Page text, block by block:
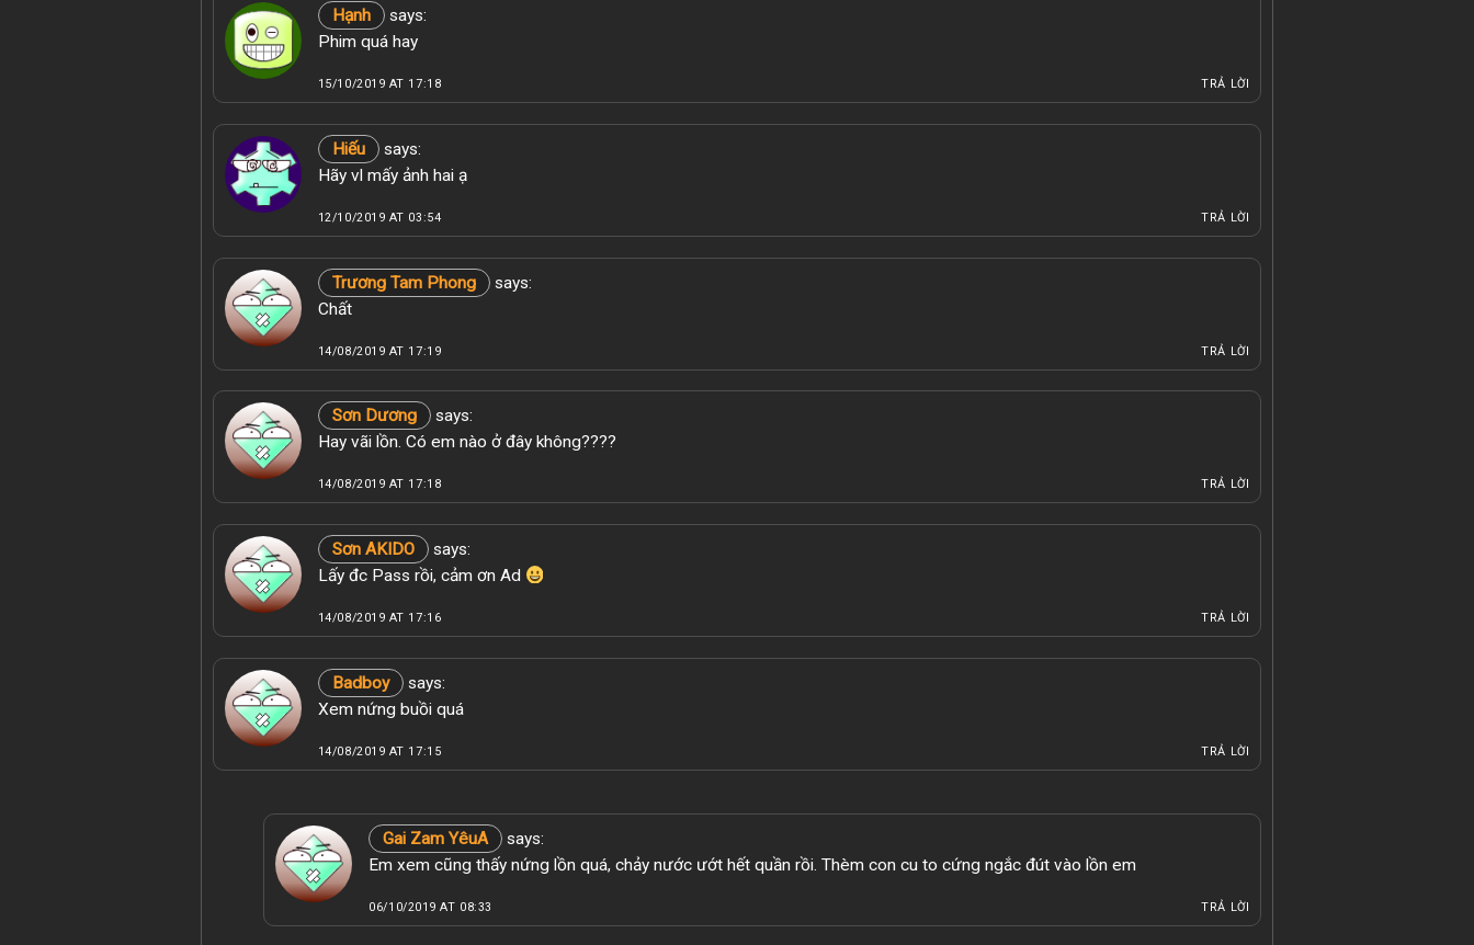
Hạnh
says:
Phim quá hay
15/10/2019 AT 17:18 TRẢ LỜI
Hiếu
says:
Hãy vl mấy ảnh hai ạ
12/10/2019 AT 03:54 TRẢ LỜI
Trương Tam Phong
says:
Chất
14/08/2019 AT 17:19 TRẢ LỜI
Sơn Dương
says:
Hay vãi lồn. Có em nào ở đây không????
14/08/2019 AT 17:18 TRẢ LỜI
Sơn AKIDO
says:
Lấy đc Pass rồi, cảm ơn Ad
14/08/2019 AT 17:16 TRẢ LỜI
Badboy
says:
Xem nứng buồi quá
14/08/2019 AT 17:15 TRẢ LỜI
Gai Zam YêuA
says:
Em xem cũng thấy nứng lồn quá, chảy nước ướt hết quần rồi. Thèm con cu to cứng ngắc đút vào lồn em
06/10/2019 AT 08:33 TRẢ LỜI